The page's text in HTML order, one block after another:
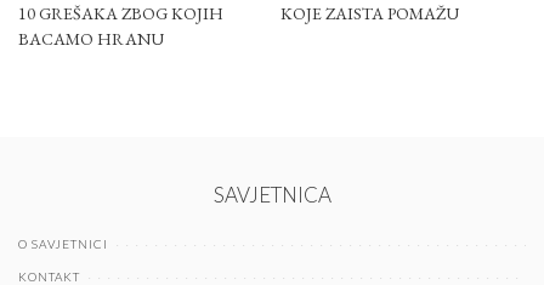
10 GREŠAKA ZBOG KOJIH
BACAMO HRANU
KOJE ZAISTA POMAŽU
SAVJETNICA
O SAVJETNICI
KONTAKT